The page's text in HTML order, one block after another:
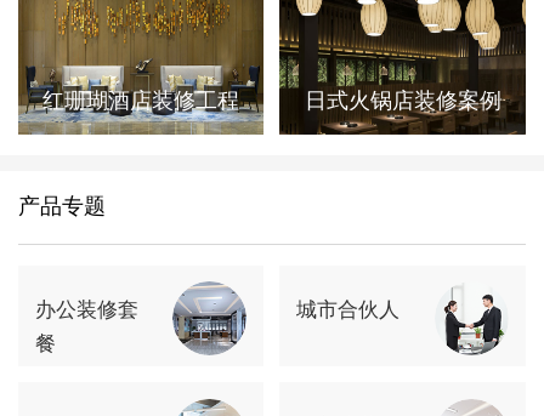
红珊瑚酒店装修工程 日式火锅店装修案例
产品专题
办公装修套
餐
城市合伙人